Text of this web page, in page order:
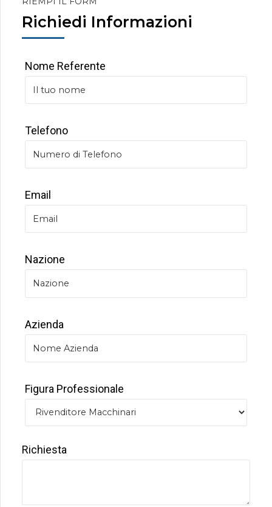
Richiedi Informazioni
Nome Referente
Telefono
Email
Nazione
Azienda
Figura Professionale
Richiesta